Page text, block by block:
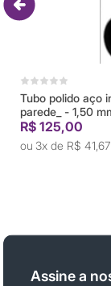
Tubo polido aço
parede_ - 1,50
R$ 125,00
3x de R$ 41,67
Assine a